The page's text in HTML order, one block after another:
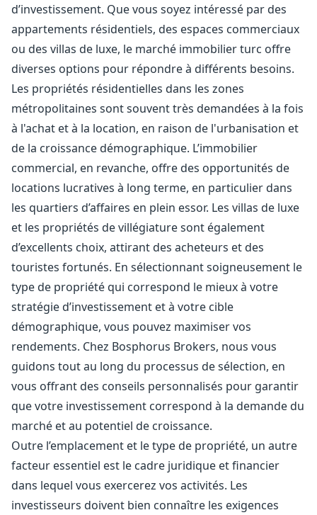
d’investissement. Que vous soyez intéressé par des
appartements résidentiels, des espaces commerciaux
ou des villas de luxe, le marché immobilier turc offre
diverses options pour répondre à différents besoins.
Les propriétés résidentielles dans les zones
métropolitaines sont souvent très demandées à la fois
à l'achat et à la location, en raison de l'urbanisation et
de la croissance démographique. L’immobilier
commercial, en revanche, offre des opportunités de
locations lucratives à long terme, en particulier dans
les quartiers d’affaires en plein essor. Les villas de luxe
et les propriétés de villégiature sont également
d’excellents choix, attirant des acheteurs et des
touristes fortunés. En sélectionnant soigneusement le
type de propriété qui correspond le mieux à votre
stratégie d’investissement et à votre cible
démographique, vous pouvez maximiser vos
rendements. Chez Bosphorus Brokers, nous vous
guidons tout au long du processus de sélection, en
vous offrant des conseils personnalisés pour garantir
que votre investissement correspond à la demande du
marché et au potentiel de croissance.
Outre l’emplacement et le type de propriété, un autre
facteur essentiel est le cadre juridique et financier
dans lequel vous exercerez vos activités. Les
investisseurs doivent bien connaître les exigences